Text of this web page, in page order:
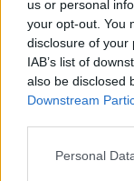
us or personal
your opt-out. You
disclosure of your
IAB’s list of
also be disclosed
Downstream
Personal